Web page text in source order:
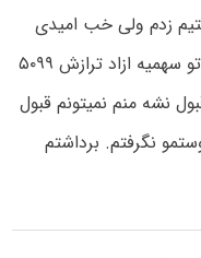
بهشتیم زدم ولی خب امیدی
نیست.سهمیه شاگرد اولیم دارم. دوستم تو سهمیه ازاد ترازش ۵۰۹۹
قبول نشه منم نمیتونم قبول
نمره دوستمو نگرفتم. برداشتم